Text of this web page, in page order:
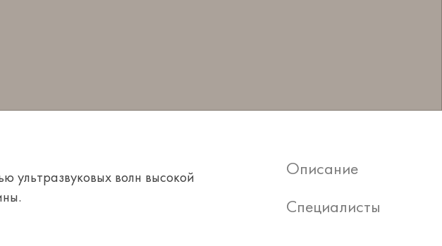
ультразвуковых волн высокой
Описание
Специалисты